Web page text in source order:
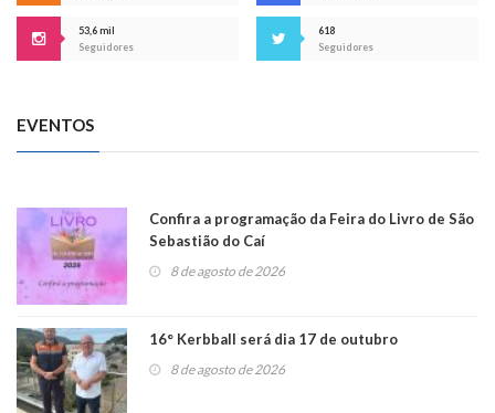
53,6 mil
Seguidores
618
Seguidores
EVENTOS
Confira a programação da Feira do Livro de São
Sebastião do Caí
8 de agosto de 2026
16° Kerbball será dia 17 de outubro
8 de agosto de 2026